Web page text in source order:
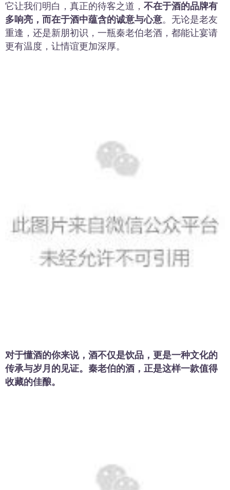
它让我们明白，真正的待客之道， 不在于酒的品牌有
多响亮，而在于酒中蕴含的诚意与心意。无论是老友
重逢，还是新朋初识，一瓶秦老伯老酒，都能让宴请
更有温度，让情谊更加深厚。
对于懂酒的你来说，酒不仅是饮品，更是一种文化的
传承与岁月的见证。秦老伯的酒，正是这样一款值得
收藏的佳酿。